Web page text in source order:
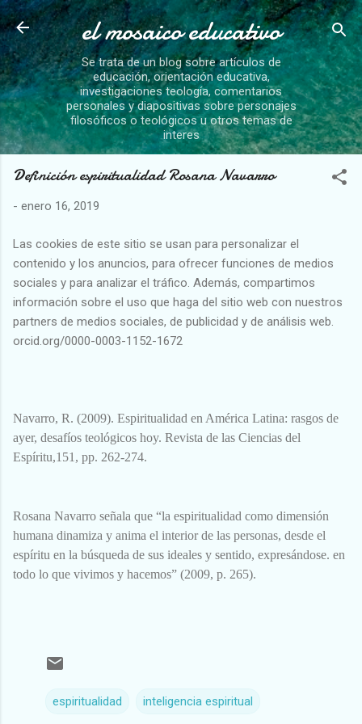
Ir al contenido principal
el mosaico educativo
Se trata de un blog sobre artículos de
educación, orientación educativa,
investigaciones teología, comentarios
personales y diapositivas sobre personajes
filosóficos o teológicos u otros temas de
interes
Definición espiritualidad Rosana Navarro
- enero 16, 2019
Las cookies de este sitio se usan para personalizar el
contenido y los anuncios, para ofrecer funciones de medios
sociales y para analizar el tráfico. Además, compartimos
información sobre el uso que haga del sitio web con nuestros
partners de medios sociales, de publicidad y de análisis web.
orcid.org/0000-0003-1152-1672
Navarro, R. (2009). Espiritualidad en América Latina: rasgos de
ayer, desafíos teológicos hoy. Revista de las Ciencias del
Espíritu,151 , pp. 262-274.
Rosana Navarro señala que “la espiritualidad como dimensión
humana dinamiza y anima el interior de las personas, desde el
espíritu en la búsqueda de sus ideales y sentido, expresándose. en
todo lo que vivimos y hacemos” (2009, p. 265).
espiritualidad inteligencia espiritual